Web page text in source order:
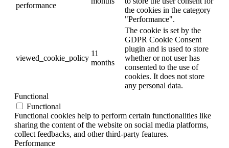
performance
the cookies in the category
"Performance".
viewed_cookie_policy
11
months
The cookie is set by the
GDPR Cookie Consent
plugin and is used to store
whether or not user has
consented to the use of
cookies. It does not store
any personal data.
Functional
Functional
Functional cookies help to perform certain functionalities like
sharing the content of the website on social media platforms,
collect feedbacks, and other third-party features.
Performance